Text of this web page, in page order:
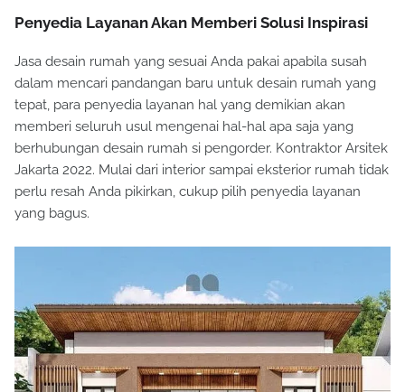
Penyedia Layanan Akan Memberi Solusi Inspirasi
Jasa desain rumah yang sesuai Anda pakai apabila susah
dalam mencari pandangan baru untuk desain rumah yang
tepat, para penyedia layanan hal yang demikian akan
memberi seluruh usul mengenai hal-hal apa saja yang
berhubungan desain rumah si pengorder. Kontraktor Arsitek
Jakarta 2022. Mulai dari interior sampai eksterior rumah tidak
perlu resah Anda pikirkan, cukup pilih penyedia layanan
yang bagus.